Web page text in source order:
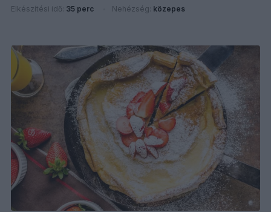
Elkészítési idő: 35 perc Nehézség: közepes